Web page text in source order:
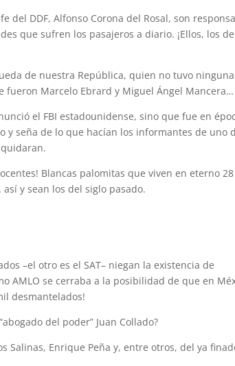
del DDF, Alfonso Corona del Rosal, son
que sufren los pasajeros a diario. ¡Ellos, los
de nuestra República, quien no tuvo ninguna
fueron Marcelo Ebrard y Miguel Ángel Mancera…
el FBI estadounidense, sino que fue en
y seña de lo que hacían los informantes de uno
Blancas palomitas que viven en eterno
y sean los del siglo pasado.
–el otro es el SAT– niegan la existencia de
AMLO se cerraba a la posibilidad de que en
desmantelados!
del poder” Juan Collado?
Salinas, Enrique Peña y, entre otros, del ya